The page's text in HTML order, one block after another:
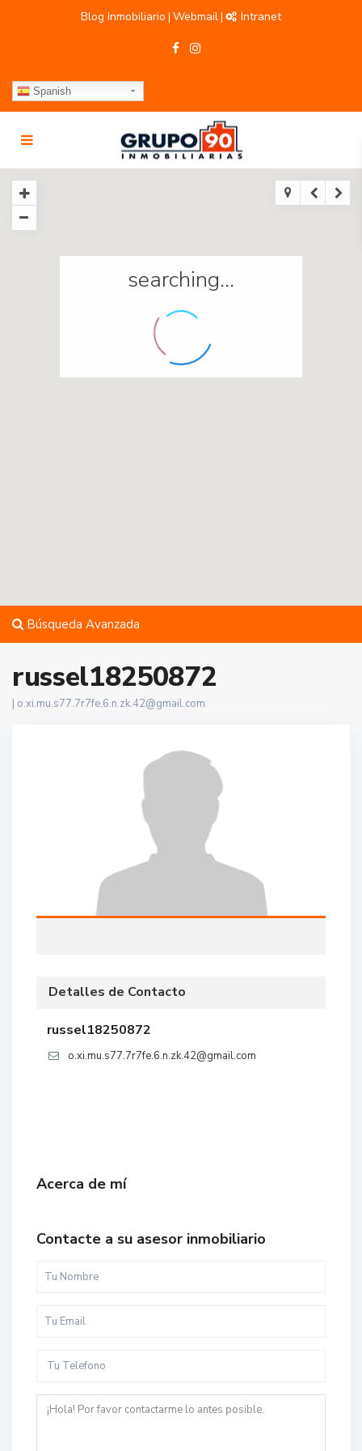
Blog Inmobiliario | Webmail| Intranet
Spanish
searching...
Búsqueda Avanzada
russel18250872
o.xi.mu.s77.7r7fe.6.n.zk.42@gmail.com
Detalles de Contacto
russel18250872
o.xi.mu.s77.7r7fe.6.n.zk.42@gmail.com
Acerca de mí
Contacte a su asesor inmobiliario